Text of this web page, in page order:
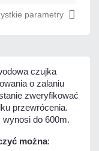
parametry
czujka
o zalaniu
zweryfikować
przewrócenia.
do 600m.
można: